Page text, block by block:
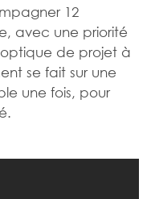
12
avec une priorité
optique de projet à
se fait sur une
une fois, pour